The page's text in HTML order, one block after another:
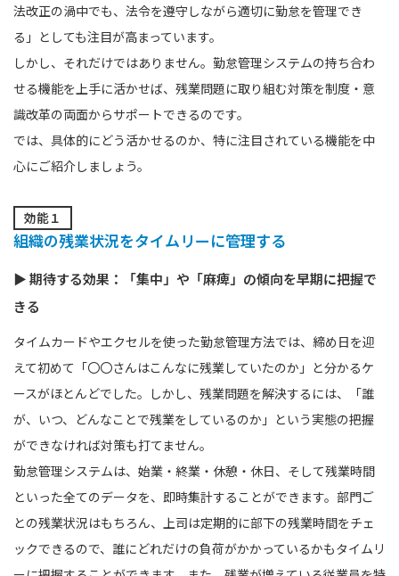
法改正の渦中でも、法令を遵守しながら適切に勤怠を管理でき
る」としても注目が高まっています。
しかし、それだけではありません。勤怠管理システムの持ち合わ
せる機能を上手に活かせば、残業問題に取り組む対策を制度・意
識改革の両面からサポートできるのです。
では、具体的にどう活かせるのか、特に注目されている機能を中
心にご紹介しましょう。
効能１
組織の残業状況をタイムリーに管理する
▶ 期待する効果：「集中」や「麻痺」の傾向を早期に把握で
きる
タイムカードやエクセルを使った勤怠管理方法では、締め日を迎
えて初めて「〇〇さんはこんなに残業していたのか」と分かるケ
ースがほとんどでした。しかし、残業問題を解決するには、「誰
が、いつ、どんなことで残業をしているのか」という実態の把握
ができなければ対策も打てません。
勤怠管理システムは、始業・終業・休憩・休日、そして残業時間
といった全てのデータを、即時集計することができます。部門ご
との残業状況はもちろん、上司は定期的に部下の残業時間をチェ
ックできるので、誰にどれだけの負荷がかかっているかもタイムリ